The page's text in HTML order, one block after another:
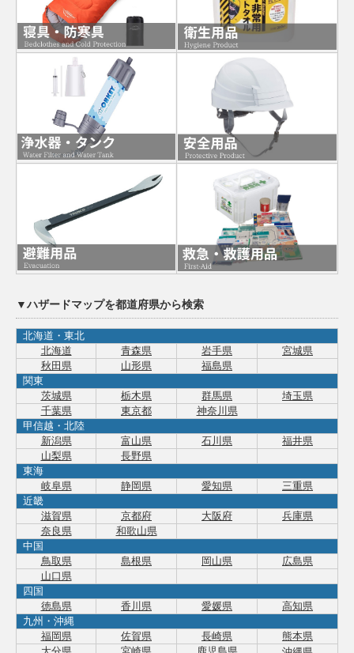
▼ハザードマップを都道府県から検索
北海道・東北
北海道
青森県 岩手県
宮城県
秋田県
山形県
福島県
関東
茨城県
栃木県 群馬県
埼玉県
千葉県
東京都
神奈川県
甲信越・北陸
新潟県
富山県 石川県
福井県
山梨県
長野県
東海
岐阜県
静岡県 愛知県
三重県
近畿
滋賀県
京都府 大阪府
兵庫県
奈良県
和歌山県
中国
鳥取県
島根県 岡山県
広島県
山口県
四国
徳島県
香川県 愛媛県
高知県
九州・沖縄
福岡県
佐賀県 長崎県
熊本県